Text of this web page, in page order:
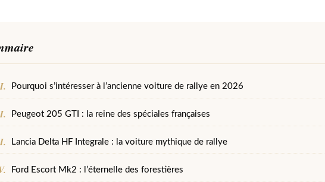
Pourquoi s’intéresser à l’ancienne voiture de rallye en 2026
Peugeot 205 GTI : la reine des spéciales françaises
Lancia Delta HF Integrale : la voiture mythique de rallye
Ford Escort Mk2 : l’éternelle des forestières